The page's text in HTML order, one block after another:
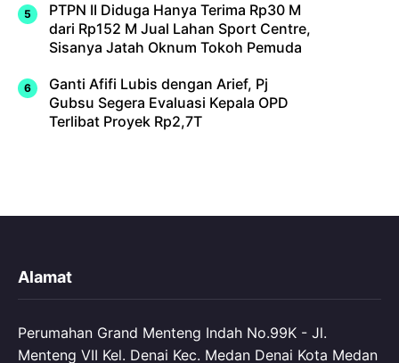
PTPN II Diduga Hanya Terima Rp30 M
dari Rp152 M Jual Lahan Sport Centre,
Sisanya Jatah Oknum Tokoh Pemuda
Ganti Afifi Lubis dengan Arief, Pj
Gubsu Segera Evaluasi Kepala OPD
Terlibat Proyek Rp2,7T
Alamat
Perumahan Grand Menteng Indah No.99K - Jl.
Menteng VII Kel. Denai Kec. Medan Denai Kota Medan